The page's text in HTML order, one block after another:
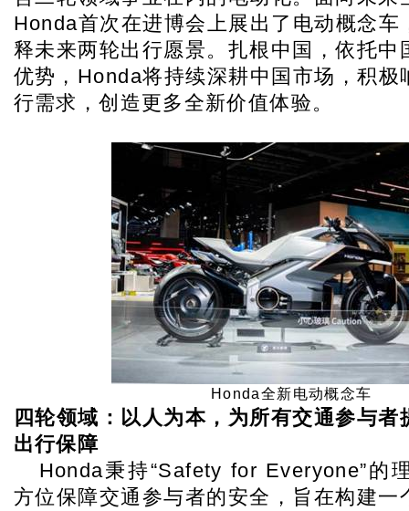
Honda首次在进博会上展出了电动概念车
释未来两轮出行愿景。扎根中国，依托中
优势，Honda将持续深耕中国市场，积极
行需求，创造更多全新价值体验。
Honda全新电动概念车
四轮领域：以人为本，为所有交通参与者
出行保障
Honda秉持“Safety for Everyone”的
方位保障交通参与者的安全，旨在构建一